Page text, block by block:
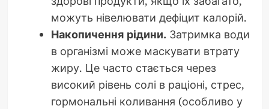
можуть нівелювати дефіцит калорій.
Накопичення рідини. Затримка води
в організмі може маскувати втрату
жиру. Це часто стається через
високий рівень солі в раціоні, стрес,
гормональні коливання (особливо у